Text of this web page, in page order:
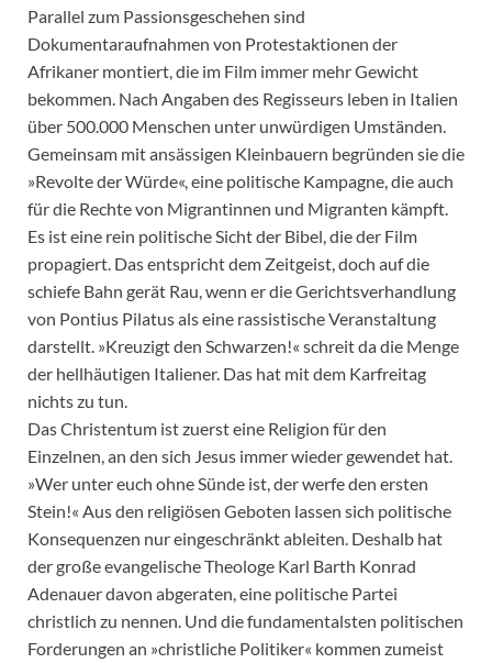
Parallel zum Passionsgeschehen sind
Dokumentaraufnahmen von Protestaktionen der
Afrikaner montiert, die im Film immer mehr Gewicht
bekommen. Nach Angaben des Regisseurs leben in Italien
über 500.000 Menschen unter unwürdigen Umständen.
Gemeinsam mit ansässigen Kleinbauern begründen sie die
»Revolte der Würde«, eine politische Kampagne, die auch
für die Rechte von Migrantinnen und Migranten kämpft.
Es ist eine rein politische Sicht der Bibel, die der Film
propagiert. Das entspricht dem Zeitgeist, doch auf die
schiefe Bahn gerät Rau, wenn er die Gerichtsverhandlung
von Pontius Pilatus als eine rassistische Veranstaltung
darstellt. »Kreuzigt den Schwarzen!« schreit da die Menge
der hellhäutigen Italiener. Das hat mit dem Karfreitag
nichts zu tun.
Das Christentum ist zuerst eine Religion für den
Einzelnen, an den sich Jesus immer wieder gewendet hat.
»Wer unter euch ohne Sünde ist, der werfe den ersten
Stein!« Aus den religiösen Geboten lassen sich politische
Konsequenzen nur eingeschränkt ableiten. Deshalb hat
der große evangelische Theologe Karl Barth Konrad
Adenauer davon abgeraten, eine politische Partei
christlich zu nennen. Und die fundamentalsten politischen
Forderungen an »christliche Politiker« kommen zumeist